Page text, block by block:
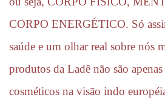
CORPO ENERGÉTICO. Só
saúde e um olhar real sobre nós
produtos da Ladê não são
cosméticos na visão indo